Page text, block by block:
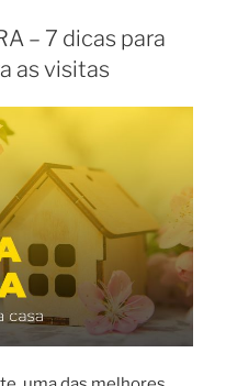
– 7 dicas para
as visitas